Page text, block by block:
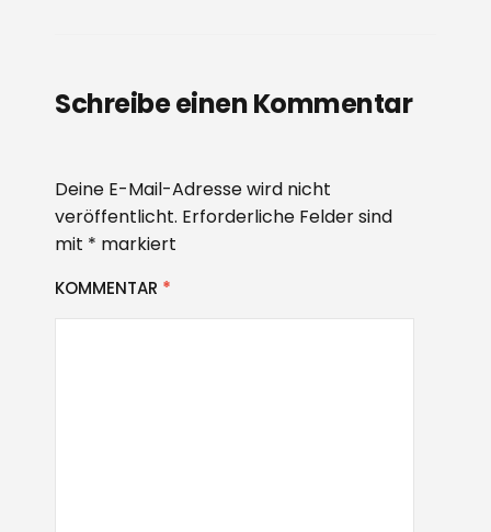
Schreibe einen Kommentar
Deine E-Mail-Adresse wird nicht
veröffentlicht. Erforderliche Felder sind
mit * markiert
KOMMENTAR *